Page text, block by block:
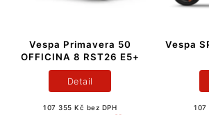
Vespa Primavera 50
OFFICINA 8 RST26 E5+
107 355 Kč bez DPH
Detail
Vespa
107